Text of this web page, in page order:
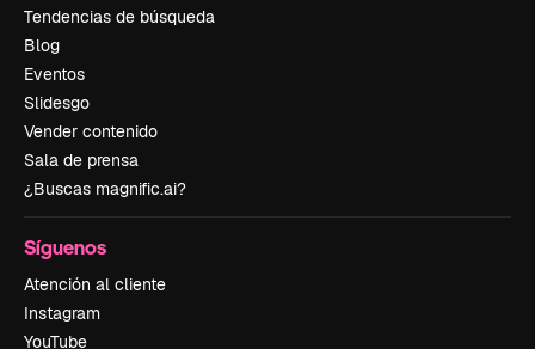
Tendencias de búsqueda
Blog
Eventos
Slidesgo
Vender contenido
Sala de prensa
¿Buscas magnific.ai?
Síguenos
Atención al cliente
Instagram
YouTube